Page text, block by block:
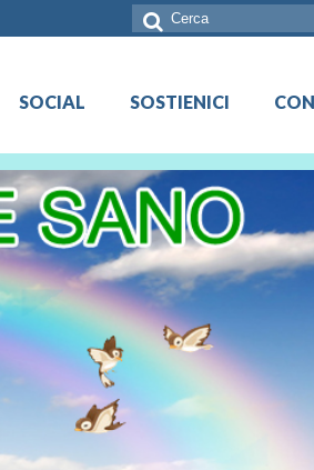
Cerca:
SOCIAL SOSTIENICI